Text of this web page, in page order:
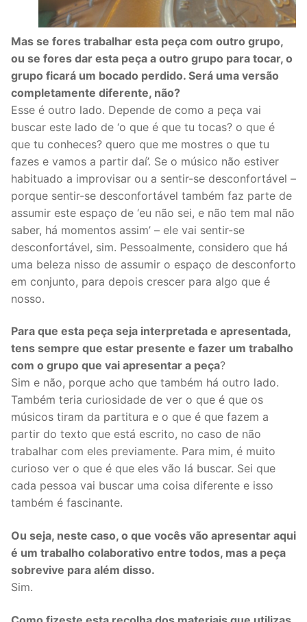
Mas se fores trabalhar esta peça com outro grupo,
ou se fores dar esta peça a outro grupo para tocar, o
grupo ficará um bocado perdido. Será uma versão
completamente diferente, não?
Esse é outro lado. Depende de como a peça vai
buscar este lado de ‘o que é que tu tocas? o que é
que tu conheces? quero que me mostres o que tu
fazes e vamos a partir daí’. Se o músico não estiver
habituado a improvisar ou a sentir-se desconfortável –
porque sentir-se desconfortável também faz parte de
assumir este espaço de ‘eu não sei, e não tem mal não
saber, há momentos assim’ – ele vai sentir-se
desconfortável, sim. Pessoalmente, considero que há
uma beleza nisso de assumir o espaço de desconforto
em conjunto, para depois crescer para algo que é
nosso.
Para que esta peça seja interpretada e apresentada,
tens sempre que estar presente e fazer um trabalho
com o grupo que vai apresentar a peça?
Sim e não, porque acho que também há outro lado.
Também teria curiosidade de ver o que é que os
músicos tiram da partitura e o que é que fazem a
partir do texto que está escrito, no caso de não
trabalhar com eles previamente. Para mim, é muito
curioso ver o que é que eles vão lá buscar. Sei que
cada pessoa vai buscar uma coisa diferente e isso
também é fascinante.
Ou seja, neste caso, o que vocês vão apresentar aqui
é um trabalho colaborativo entre todos, mas a peça
sobrevive para além disso.
Sim.